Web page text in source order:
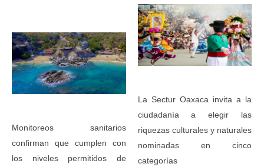
Monitoreos sanitarios
confirman que cumplen con
los niveles permitidos de
La Sectur Oaxaca invita a la
ciudadanía a elegir las
riquezas culturales y naturales
nominadas en cinco
categorías